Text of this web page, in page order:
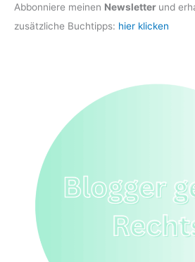
Abbonniere meinen Newsletter und
zusätzliche Buchtipps: hier klicken